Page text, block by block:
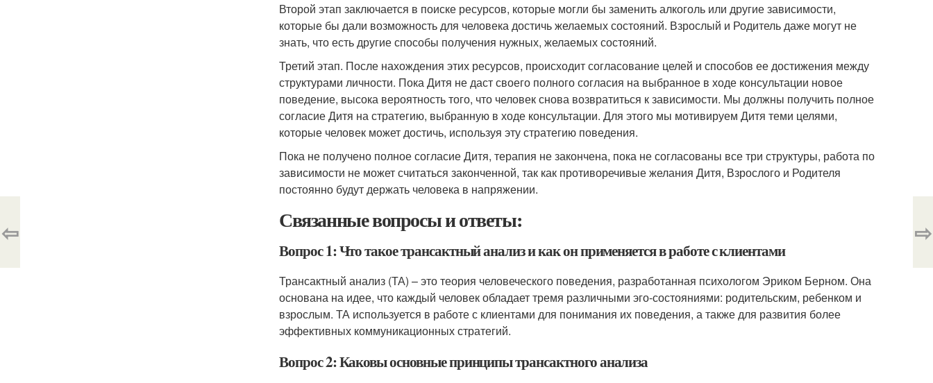
Второй этап заключается в поиске ресурсов, которые могли бы заменить алкоголь или другие зависимости,
которые бы дали возможность для человека достичь желаемых состояний. Взрослый и Родитель даже могут не
знать, что есть другие способы получения нужных, желаемых состояний.
Третий этап. После нахождения этих ресурсов, происходит согласование целей и способов ее достижения между
структурами личности. Пока Дитя не даст своего полного согласия на выбранное в ходе консультации новое
поведение, высока вероятность того, что человек снова возвратиться к зависимости. Мы должны получить полное
согласие Дитя на стратегию, выбранную в ходе консультации. Для этого мы мотивируем Дитя теми целями,
которые человек может достичь, используя эту стратегию поведения.
Пока не получено полное согласие Дитя, терапия не закончена, пока не согласованы все три структуры, работа по
зависимости не может считаться законченной, так как противоречивые желания Дитя, Взрослого и Родителя
постоянно будут держать человека в напряжении.
Связанные вопросы и ответы:
Вопрос 1: Что такое трансактный анализ и как он применяется в работе с клиентами
Трансактный анализ (ТА) – это теория человеческого поведения, разработанная психологом Эриком Берном. Она
основана на идее, что каждый человек обладает тремя различными эго-состояниями: родительским, ребенком и
взрослым. ТА используется в работе с клиентами для понимания их поведения, а также для развития более
эффективных коммуникационных стратегий.
Вопрос 2: Каковы основные принципы трансактного анализа
⇦ ⇨